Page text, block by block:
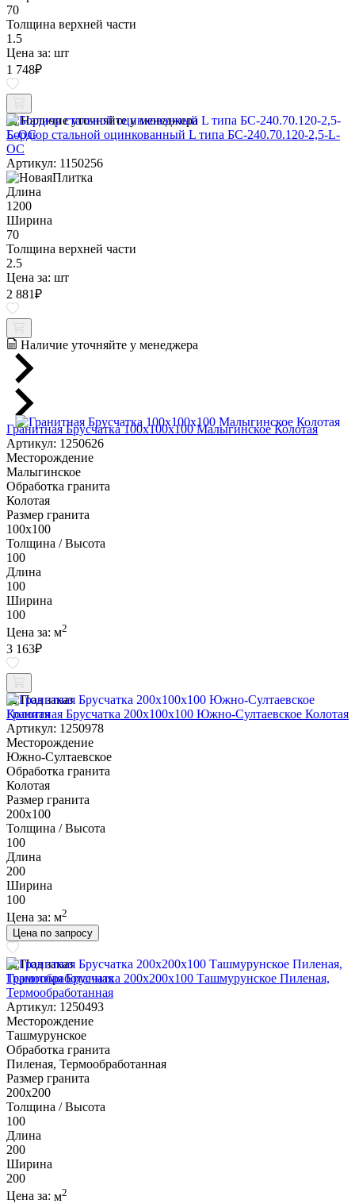
70
Толщина верхней части
1.5
Цена за: шт
1 748₽
Наличие уточняйте у менеджера
Бордюр стальной оцинкованный L типа БС-240.70.120-2,5-L-
ОС
Артикул: 1150256
Длина
1200
Ширина
70
Толщина верхней части
2.5
Цена за: шт
2 881₽
Наличие уточняйте у менеджера
Гранитная Брусчатка 100х100x100 Малыгинское Колотая
Артикул: 1250626
Месторождение
Малыгинское
Обработка гранита
Колотая
Размер гранита
100х100
Толщина / Высота
100
Длина
100
Ширина
100
Цена за: м2
3 163₽
Под заказ
Гранитная Брусчатка 200х100x100 Южно-Султаевское Колотая
Артикул: 1250978
Месторождение
Южно-Султаевское
Обработка гранита
Колотая
Размер гранита
200х100
Толщина / Высота
100
Длина
200
Ширина
100
Цена за: м2
Цена по запросу
Под заказ
Гранитная Брусчатка 200х200x100 Ташмурунское Пиленая,
Термообработанная
Артикул: 1250493
Месторождение
Ташмурунское
Обработка гранита
Пиленая, Термообработанная
Размер гранита
200х200
Толщина / Высота
100
Длина
200
Ширина
200
Цена за: м2